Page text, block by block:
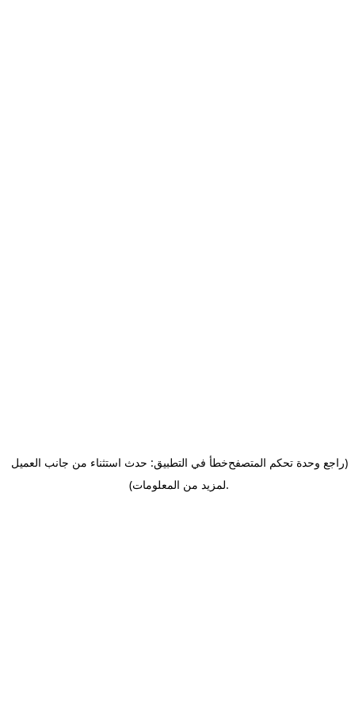
خطأ في التطبيق: حدث استثناء من جانب العميل(راجع وحدة تحكم المتصفح
لمزيد من المعلومات).